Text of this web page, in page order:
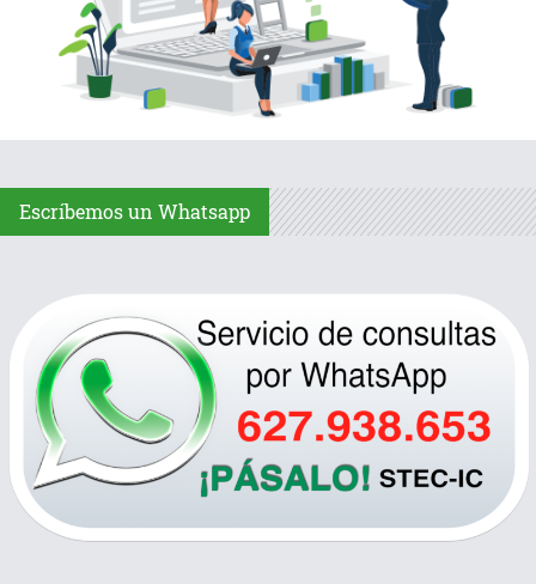
Escríbemos un Whatsapp